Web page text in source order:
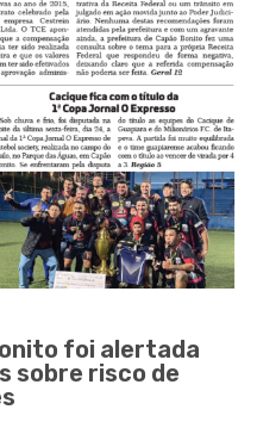
foi alertada
sobre risco de